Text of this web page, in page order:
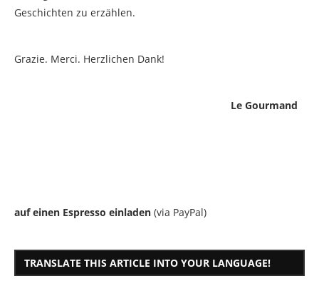
Geschichten zu erzählen.
Grazie. Merci. Herzlichen Dank!
Le Gourmand
auf einen Espresso einladen (via PayPal)
TRANSLATE THIS ARTICLE INTO YOUR LANGUAGE!